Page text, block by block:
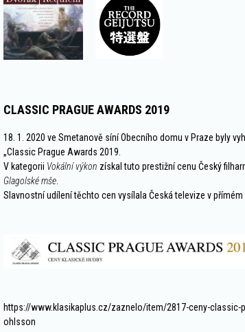
CLASSIC PRAGUE AWARDS 2019
18. 1. 2020 ve Smetanově síní Obecního domu v Praze byly
„Classic Prague Awards 2019.
V kategorii Vokální výkon získal tuto prestižní cenu Český
Glagolské mše
Slavnostní udílení těchto cen vysílala Česká televize v přímém
https://www.klasikaplus.cz/zaznelo/item/2817-ceny-classic-
ohlsson